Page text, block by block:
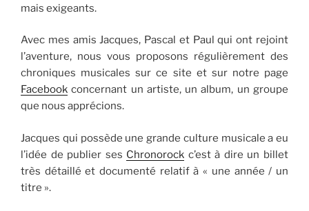
mais exigeants.
Avec mes amis Jacques, Pascal et Paul qui ont rejoint
l’aventure, nous vous proposons régulièrement des
chroniques musicales sur ce site et sur notre page
Facebook concernant un artiste, un album, un groupe
que nous apprécions.
Jacques qui possède une grande culture musicale a eu
l’idée de publier ses Chronorock c’est à dire un billet
très détaillé et documenté relatif à « une année / un
titre ».